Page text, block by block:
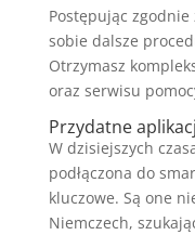
Postępując
sobie dalsze
Otrzymasz
oraz serwisu
Przydatne
W dzisiejszych
podłączona do
kluczowe. Są one
Niemczech,